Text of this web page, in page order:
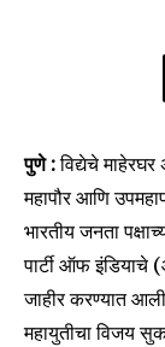
पुणे :विद्येचे
महापौर आणि
भारतीय जनता
पार्टी ऑफ इंडियाचे
जाहीर करण्यात आली
महायुतीचा विजय